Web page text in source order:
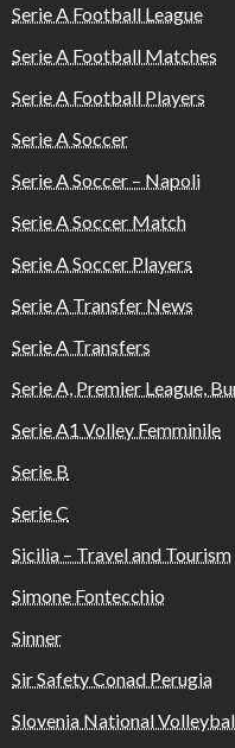
Serie A Football League
Serie A Football Matches
Serie A Football Players
Serie A Soccer
Serie A Soccer – Napoli
Serie A Soccer Match
Serie A Soccer Players
Serie A Transfer News
Serie A Transfers
Serie A, Premier League,
Serie A1 Volley Femminile
Serie B
Serie C
Sicilia – Travel and Tourism
Simone Fontecchio
Sinner
Sir Safety Conad Perugia
Slovenia National